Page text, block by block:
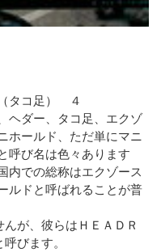
タコ足） ４
ヘダー、タコ足、エクゾ
ホールド、ただ単にマニ
呼び名は色々あります
内での総称はエクゾース
ルドと呼ばれることが普
が、彼らはＨＥＡＤＲ
びます。